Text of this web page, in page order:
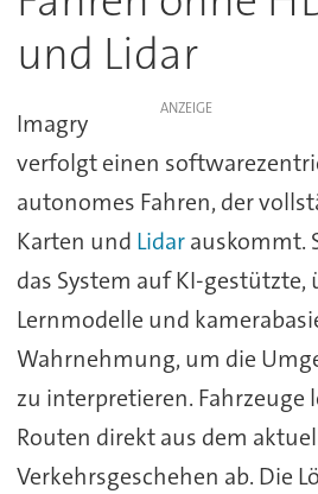
und Lidar
ANZEIGE
Imagry
verfolgt einen
autonomes Fahren, der
Karten und Lidarauskommt.
das System auf KI-gestützte,
Lernmodelle und
Wahrnehmung, um die
zu interpretieren. Fahrzeuge
Routen direkt aus dem
Verkehrsgeschehen ab. Die